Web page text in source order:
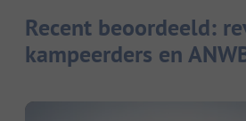
Recent beoordeeld:
kampeerders en